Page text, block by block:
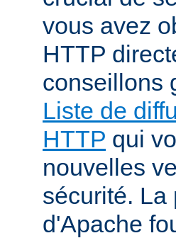
vous avez
HTTP
conseillons
Liste de
HTTP qui
nouvelles
sécurité. La
d'Apache